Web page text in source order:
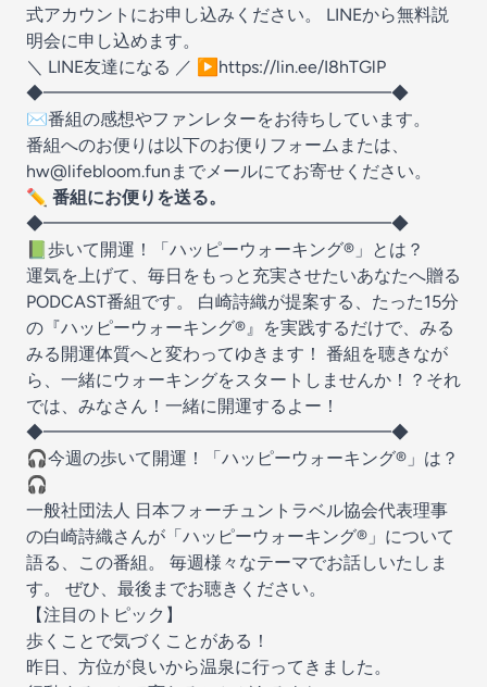
式アカウントにお申し込みください。 LINEから無料説
明会に申し込めます。
＼ LINE友達になる ／ ▶️ https://lin.ee/I8hTGlP
◆━━━━━━━━━━━━━━━━━━━━◆
✉️番組の感想やファンレターをお待ちしています。
番組へのお便りは以下のお便りフォームまたは、
hw@lifebloom.fun までメールにてお寄せください。
✏️ 番組にお便りを送る。
◆━━━━━━━━━━━━━━━━━━━━◆
📗歩いて開運！「ハッピーウォーキング®︎」とは？
運気を上げて、毎日をもっと充実させたいあなたへ贈る
PODCAST番組です。 白崎詩織が提案する、たった15分
の『ハッピーウォーキング®︎』を実践するだけで、みる
みる開運体質へと変わってゆきます！ 番組を聴きなが
ら、一緒にウォーキングをスタートしませんか！？それ
では、みなさん！一緒に開運するよー！
◆━━━━━━━━━━━━━━━━━━━━◆
🎧今週の歩いて開運！「ハッピーウォーキング®︎」は？
🎧
一般社団法人 日本フォーチュントラベル協会代表理事
の白崎詩織さんが「ハッピーウォーキング®︎」について
語る、この番組。 毎週様々なテーマでお話しいたしま
す。 ぜひ、最後までお聴きください。
【注目のトピック】
歩くことで気づくことがある！
昨日、方位が良いから温泉に行ってきました。